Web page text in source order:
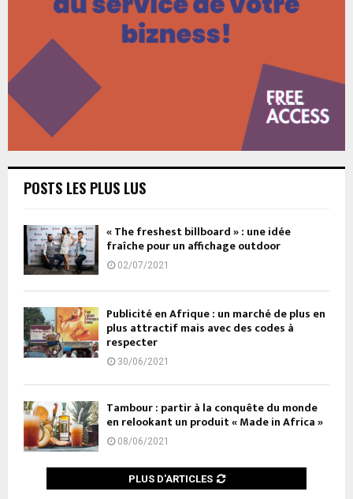
POSTS LES PLUS LUS
« The freshest billboard » : une idée
fraîche pour un affichage outdoor
02/07/2021
Publicité en Afrique : un marché de plus en
plus attractif mais avec des codes à
respecter
30/06/2021
Tambour : partir à la conquête du monde
en relookant un produit « Made in Africa »
08/06/2021
PLUS D'ARTICLES